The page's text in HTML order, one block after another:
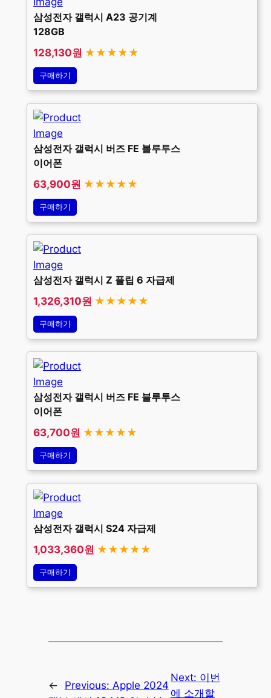
삼성전자 갤럭시 A23 공기계
128GB
128,130원 ★★★★★
구매하기
삼성전자 갤럭시 버즈 FE 블루투스
이어폰
63,900원 ★★★★★
구매하기
삼성전자 갤럭시 Z 플립 6 자급제
1,326,310원 ★★★★★
구매하기
삼성전자 갤럭시 버즈 FE 블루투스
이어폰
63,700원 ★★★★★
구매하기
삼성전자 갤럭시 S24 자급제
1,033,360원 ★★★★★
구매하기
← Previous: Apple 2024
Next: 이번
에 소개할